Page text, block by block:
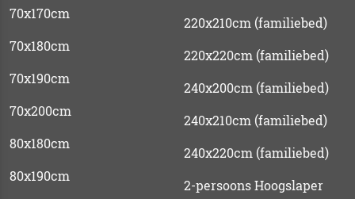
70x170cm
70x180cm
70x190cm
70x200cm
80x180cm
80x190cm
220x210cm (familiebed)
220x220cm (familiebed)
240x200cm (familiebed)
240x210cm (familiebed)
240x220cm (familiebed)
2-persoons Hoogslaper